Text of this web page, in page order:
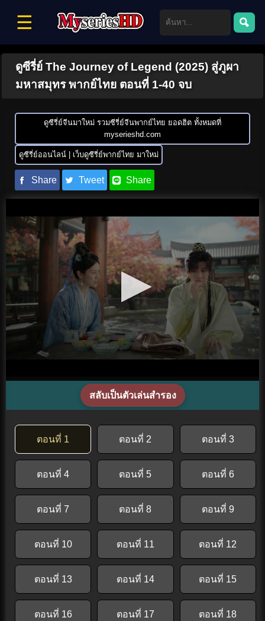
☰
ดูซีรี่ย์ The Journey of Legend (2025) สู่ภูผา
มหาสมุทร พากย์ไทย ตอนที่ 1-40 จบ
ดูซีรี่ย์จีนมาใหม่ รวมซีรี่ย์จีนพากย์ไทย ยอดฮิต ทั้งหมดที่
myserieshd.com
ดูซีรี่ย์ออนไลน์ | เว็บดูซีรี่ย์พากย์ไทย มาใหม่
Share Tweet Share
สลับเป็นตัวเล่นสำรอง
ตอนที่ 1 ตอนที่ 2 ตอนที่ 3
ตอนที่ 4 ตอนที่ 5 ตอนที่ 6
ตอนที่ 7 ตอนที่ 8 ตอนที่ 9
ตอนที่ 10 ตอนที่ 11 ตอนที่ 12
ตอนที่ 13 ตอนที่ 14 ตอนที่ 15
ตอนที่ 16 ตอนที่ 17 ตอนที่ 18